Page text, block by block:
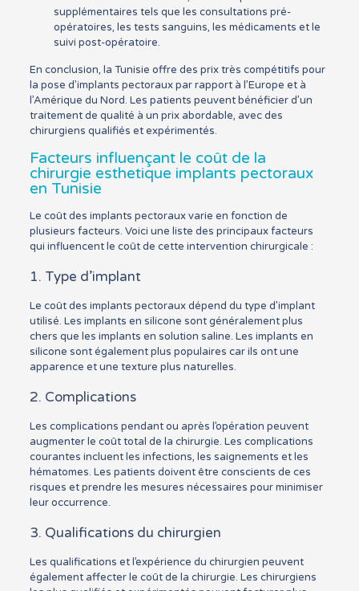
supplémentaires tels que les consultations pré-
opératoires, les tests sanguins, les médicaments et le
suivi post-opératoire.
En conclusion, la Tunisie offre des prix très compétitifs pour
la pose d’implants pectoraux par rapport à l’Europe et à
l’Amérique du Nord. Les patients peuvent bénéficier d’un
traitement de qualité à un prix abordable, avec des
chirurgiens qualifiés et expérimentés.
Facteurs influençant le coût de la
chirurgie esthetique implants pectoraux
en Tunisie
Le coût des implants pectoraux varie en fonction de
plusieurs facteurs. Voici une liste des principaux facteurs
qui influencent le coût de cette intervention chirurgicale :
1. Type d’implant
Le coût des implants pectoraux dépend du type d’implant
utilisé. Les implants en silicone sont généralement plus
chers que les implants en solution saline. Les implants en
silicone sont également plus populaires car ils ont une
apparence et une texture plus naturelles.
2. Complications
Les complications pendant ou après l’opération peuvent
augmenter le coût total de la chirurgie. Les complications
courantes incluent les infections, les saignements et les
hématomes. Les patients doivent être conscients de ces
risques et prendre les mesures nécessaires pour minimiser
leur occurrence.
3. Qualifications du chirurgien
Les qualifications et l’expérience du chirurgien peuvent
également affecter le coût de la chirurgie. Les chirurgiens